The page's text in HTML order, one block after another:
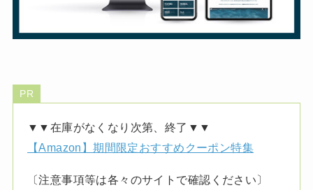
PR
▼▼在庫がなくなり次第、終了▼▼
【Amazon】期間限定おすすめクーポン特集
〔注意事項等は各々のサイトで確認ください〕